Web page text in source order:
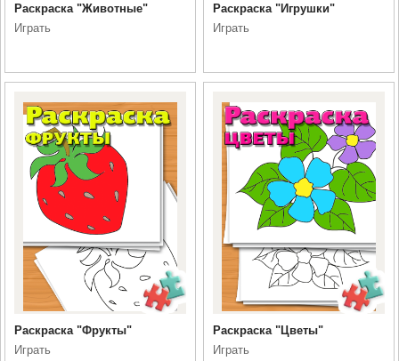
Раскраска "Животные"
Играть
Раскраска "Игрушки"
Играть
Раскраска "Фрукты"
Играть
Раскраска "Цветы"
Играть